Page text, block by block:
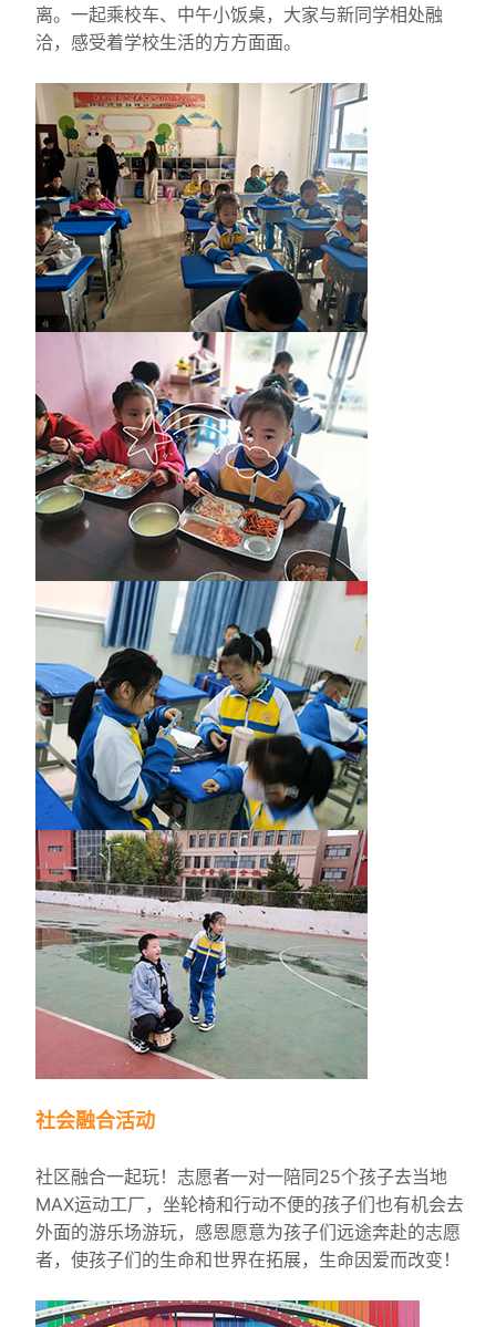
离。一起乘校车、中午小饭桌，大家与新同学相处融
洽，感受着学校生活的方方面面。
社会融合活动
社区融合一起玩！志愿者一对一陪同25个孩子去当地
MAX运动工厂，坐轮椅和行动不便的孩子们也有机会去
外面的游乐场游玩，感恩愿意为孩子们远途奔赴的志愿
者，使孩子们的生命和世界在拓展，生命因爱而改变！